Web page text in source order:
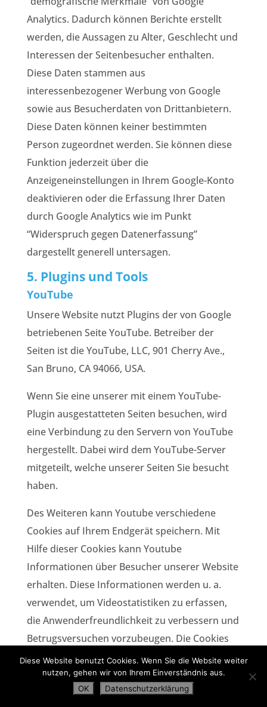
Analytics. Dadurch können Berichte erstellt
werden, die Aussagen zu Alter, Geschlecht und
Interessen der Seitenbesucher enthalten.
Diese Daten stammen aus
interessenbezogener Werbung von Google
sowie aus Besucherdaten von Drittanbietern.
Diese Daten können keiner bestimmten
Person zugeordnet werden. Sie können diese
Funktion jederzeit über die
Anzeigeneinstellungen in Ihrem Google-Konto
deaktivieren oder die Erfassung Ihrer Daten
durch Google Analytics wie im Punkt
“Widerspruch gegen Datenerfassung”
dargestellt generell untersagen.
5. Plugins und Tools
YouTube
Unsere Website nutzt Plugins der von Google
betriebenen Seite YouTube. Betreiber der
Seiten ist die YouTube, LLC, 901 Cherry Ave.,
San Bruno, CA 94066, USA.
Wenn Sie eine unserer mit einem YouTube-
Plugin ausgestatteten Seiten besuchen, wird
eine Verbindung zu den Servern von YouTube
hergestellt. Dabei wird dem YouTube-Server
mitgeteilt, welche unserer Seiten Sie besucht
haben.
Des Weiteren kann Youtube verschiedene
Cookies auf Ihrem Endgerät speichern. Mit
Hilfe dieser Cookies kann Youtube
Informationen über Besucher unserer Website
erhalten. Diese Informationen werden u. a.
verwendet, um Videostatistiken zu erfassen,
die Anwenderfreundlichkeit zu verbessern und
Betrugsversuchen vorzubeugen. Die Cookies
verbleiben auf Ihrem Endgerät, bis Sie sie
löschen.
Diese Website benutzt Cookies. Wenn Sie die Website weiter
nutzen, gehen wir von Ihrem Einverständnis aus.
OK
Datenschutzerklärung